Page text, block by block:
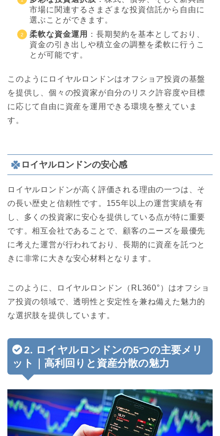
市場に関連するさまざまな投資信託から自由に
選ぶことができます。
柔軟な資金運用
：長期契約を基本としており、
資金の引き出しや積立金の調整を柔軟に行うこ
とが可能です。
このようにロイヤルロンドンはオフショア投資の基盤
を提供し、個々の投資家が自分のリスク許容度や目標
に応じて自由に資産を運用できる環境を整えていま
す。
ロイヤルロンドンの安心感
ロイヤルロンドンが高く評価される理由の一つは、そ
の長い歴史と信頼性です。155年以上の運営実績を有
し、多くの投資家に安心を提供している点が特に重要
です。相互会社であることで、顧客のニーズを最優先
に考えた運営が行われており、長期的に資産を託つと
きに非常に大きな安心材料となります。
このように、ロイヤルロンドン（RL360°）はオフショ
ア投資の領域で、透明性と安定性を兼ね備えた魅力的
な選択肢を提供しています。
2. ロイヤルロンドンの5つの主要メリ
ット｜高利回りと資産分散の魅力